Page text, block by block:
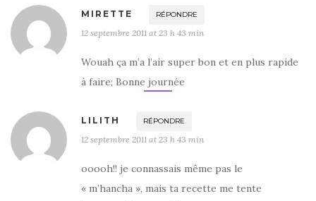
MIRETTE RÉPONDRE
12 septembre 2011 at 23 h 43 min
Wouah ça m’a l’air super bon et en plus rapide
à faire; Bonne journée
LILITH RÉPONDRE
12 septembre 2011 at 23 h 43 min
ooooh!! je connassais même pas le
« m’hancha », mais ta recette me tente